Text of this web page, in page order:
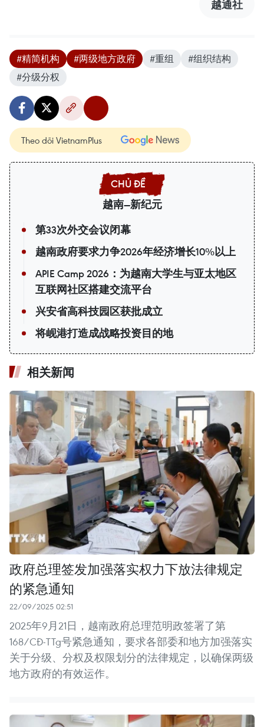
越通社
#精简机构 #两级地方政府 #重组
#组织结构
#分级分权
Theo dõi VietnamPlus
越南—新纪元
第33次外交会议闭幕
越南政府要求力争2026年经济增长10%以上
APIE Camp 2026：为越南大学生与亚太地区
互联网社区搭建交流平台
兴安省高科技园区获批成立
将岘港打造成战略投资目的地
相关新闻
政府总理签发加强落实权力下放法律规定
的紧急通知
22/09/2025 02:51
2025年9月21日，越南政府总理范明政签署了第
168/CĐ-TTg号紧急通知，要求各部委和地方加强落实
关于分级、分权及权限划分的法律规定，以确保两级
地方政府的有效运作。